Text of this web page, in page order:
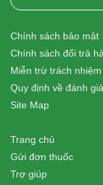
Chính sách bảo mật
Chính sách đổi trả
Miễn trừ trách nhiệm
Quy định về đánh
Site Map
Trang chủ
Gửi đơn thuốc
Trợ giúp